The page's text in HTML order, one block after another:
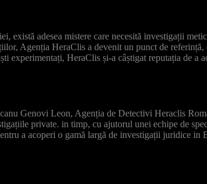
există adesea mistere care necesită investigații
Agenția HeraClis a devenit un punct de
experimentați, HeraClis și-a câștigat reputația de a
Genovi Leon, Agenția de Detectivi Heraclis
private. in timp, cu ajutorul unei echipe de
a acoperi o gamă largă de investigații juridice in